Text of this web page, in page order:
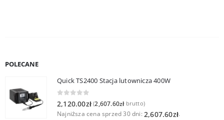
POLECANE
Quick TS2400 Stacja lutownicza 400W
2,120.00zł (2,607.60złbrutto)
Najniższa cena sprzed 30 dni: 2,607.60zł.